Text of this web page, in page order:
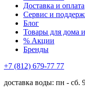
Доставка и оплата
Сервис и
Блог
Товары для дома
% Акции
Бренды
+7 (812) 679-77 77
доставка воды: пн - сб.